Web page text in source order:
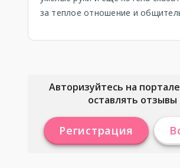
за теплое отношение и
Авторизуйтесь на
оставлять отзывы
Регистрация